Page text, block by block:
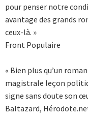
pour penser notre
avantage des grands
ceux-là. »
Front Populaire
« Bien plus qu’un
magistrale leçon
signe sans doute son
Baltazard,